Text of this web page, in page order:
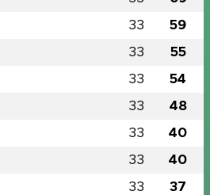
33 59
33 55
33 54
33 48
33 40
33 40
33 37